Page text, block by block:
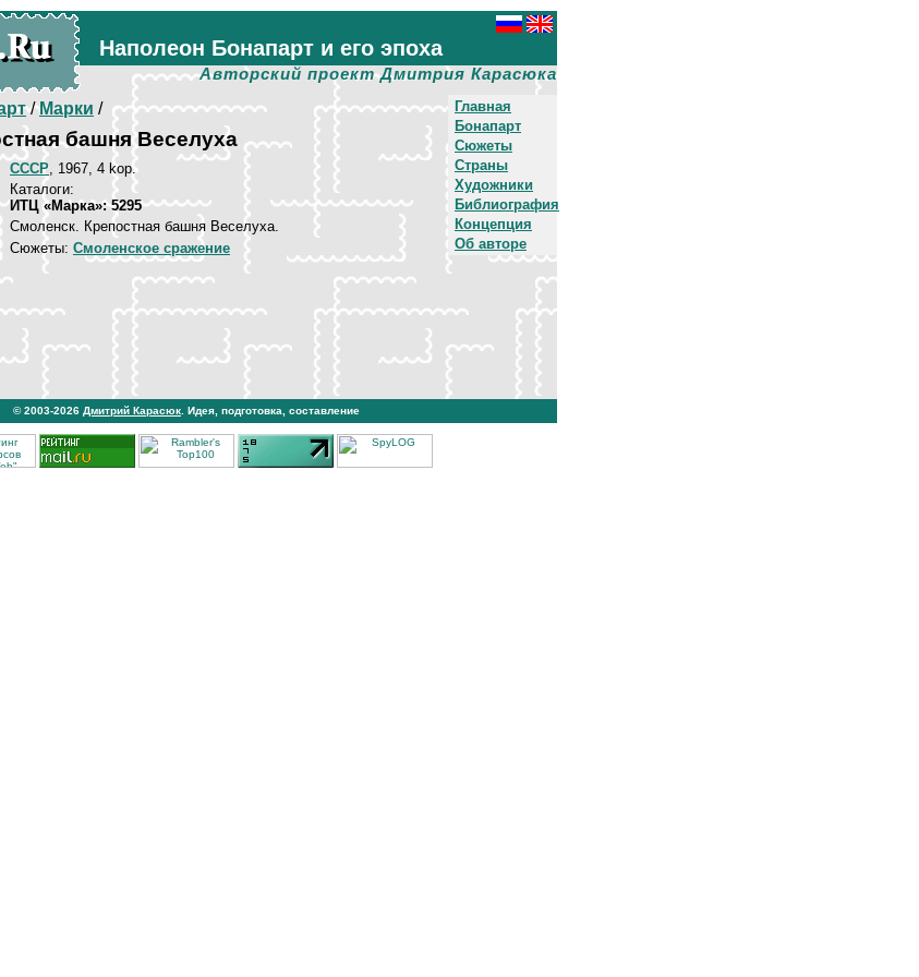
Наполеон Бонапарт и его эпоха
Авторский проект Дмитрия Карасюка
Главная
Бонапарт
Сюжеты
Страны
Художники
Библиография
Концепция
Об авторе
/Марки /
башня Веселуха
СССР, 1967, 4 kop.
Каталоги:
ИТЦ «Марка»: 5295
Смоленск. Крепостная башня Веселуха.
Сюжеты: Смоленское сражение
© 2003-2026 Дмитрий Карасюк . Идея, подготовка, составление